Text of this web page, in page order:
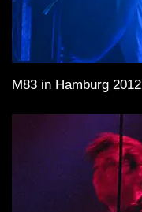
M83 in Hamburg 2012